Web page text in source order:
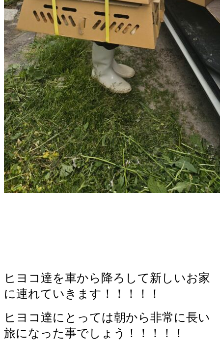
ヒヨコ達を車から降ろして新しいお家
に連れていきます！！！！！
ヒヨコ達にとっては朝から非常に長い
旅になった事でしょう！！！！！